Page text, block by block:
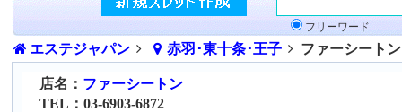
フリーワード
エステジャパン 赤羽･東十条･王子 ファーシートン
店名： ファーシートン
TEL：03-6903-6872